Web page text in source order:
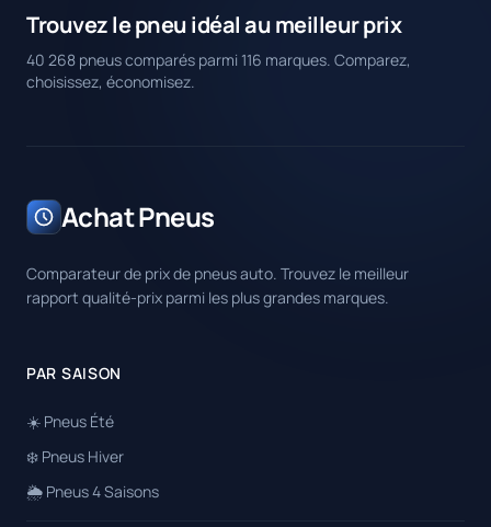
Trouvez le pneu idéal au meilleur prix
40 268 pneus comparés parmi 116 marques. Comparez,
choisissez, économisez.
Achat Pneus
Comparateur de prix de pneus auto. Trouvez le meilleur
rapport qualité-prix parmi les plus grandes marques.
PAR SAISON
☀️ Pneus Été
❄️ Pneus Hiver
🌦️ Pneus 4 Saisons